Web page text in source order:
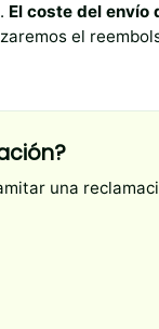
El coste del envío
el
una